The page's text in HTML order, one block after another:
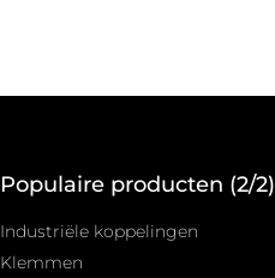
Populaire producten (2/2)
Industriële koppelingen
Klemmen